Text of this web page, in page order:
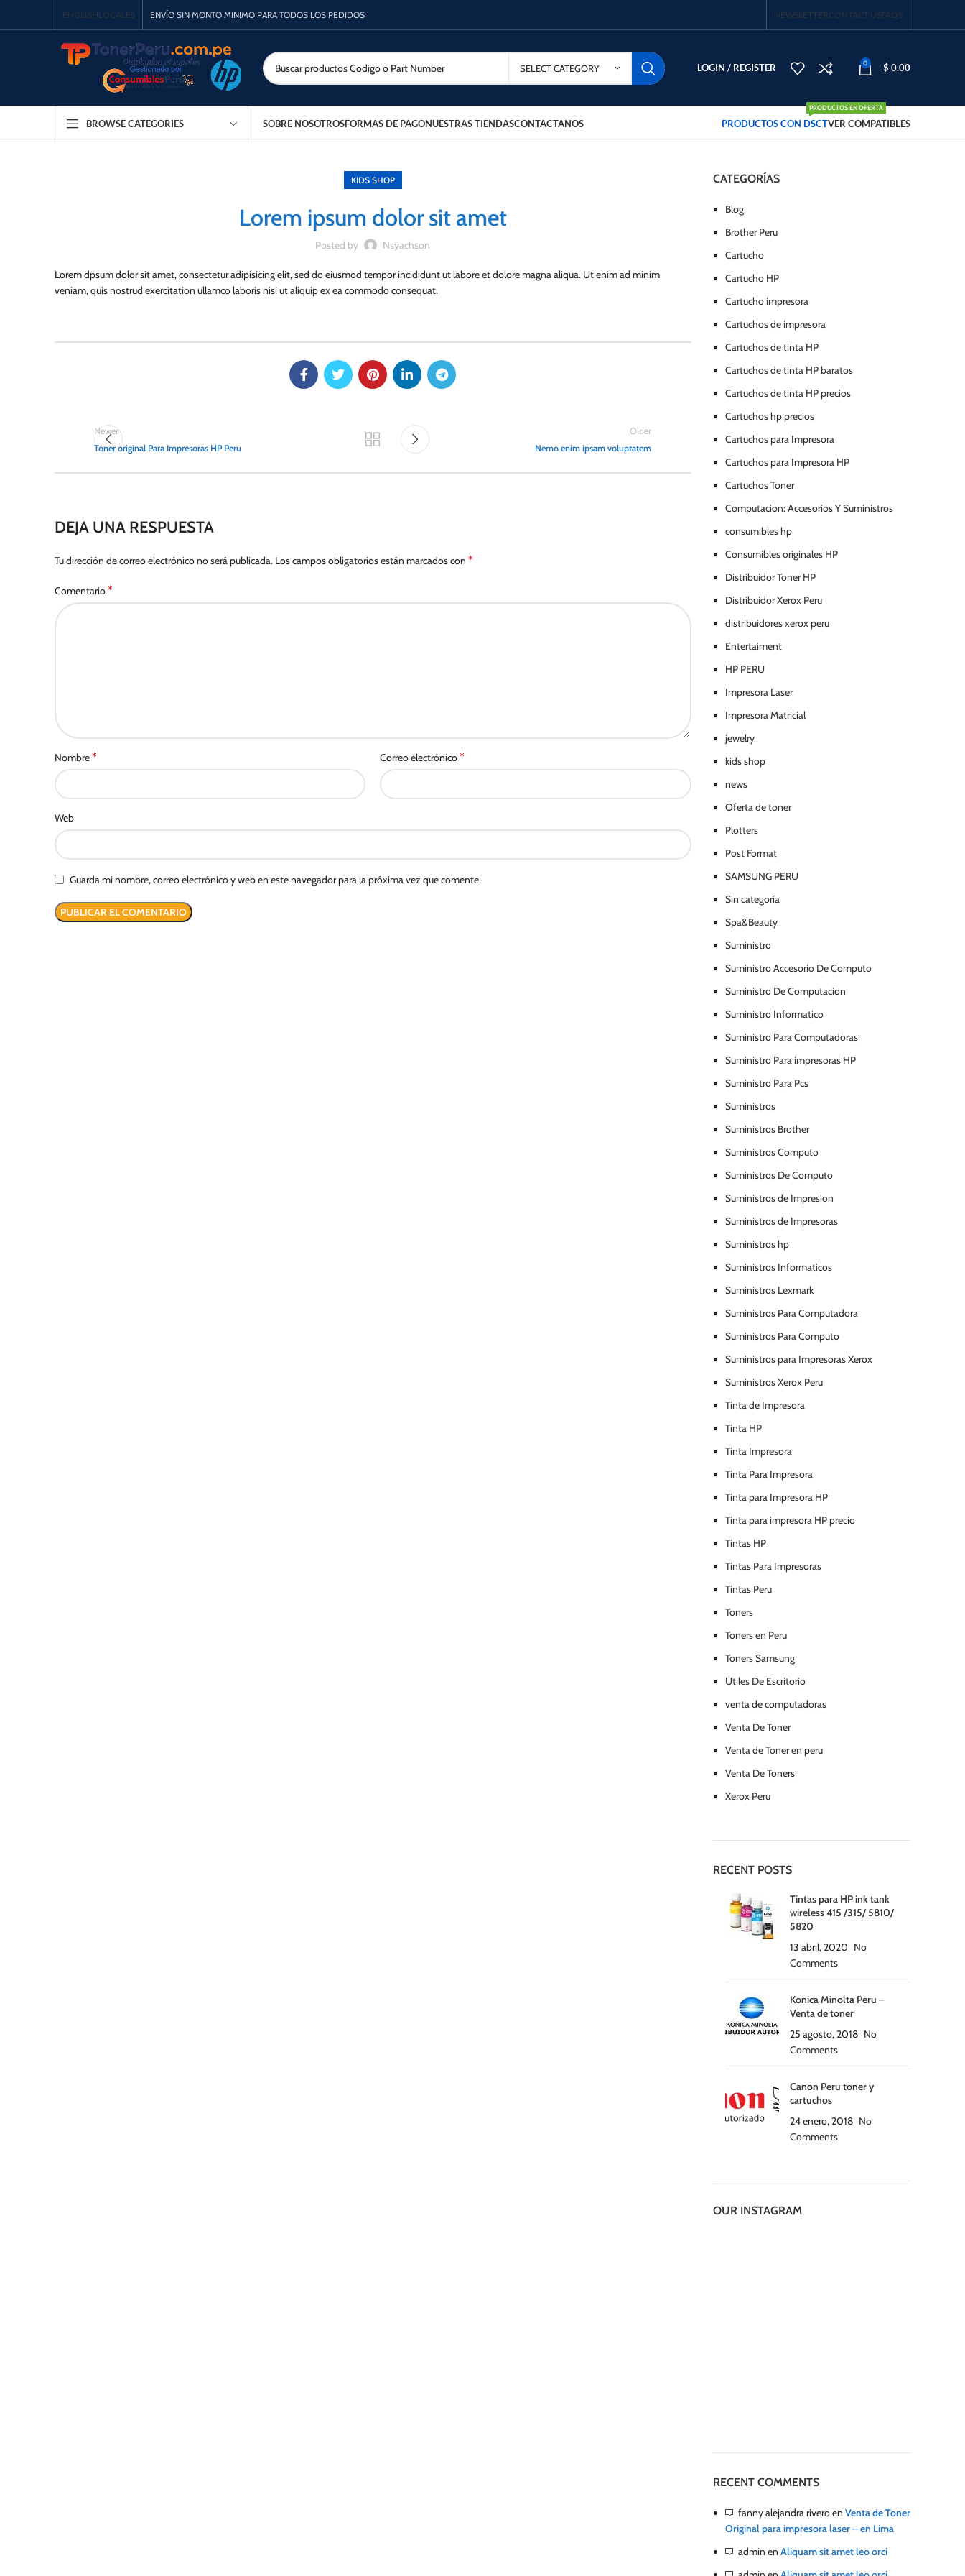
ENGLISHLOCALES ENVÍO SIN MONTO MINIMO PARA TODOS LOS PEDIDOS NEWSLETTERCONTACT USFAQS
SELECT CATEGORY LOGIN / REGISTER 0 $ 0.00
BROWSE CATEGORIES SOBRE NOSOTROSFORMAS DE PAGONUESTRAS TIENDASCONTACTANOS PRODUCTOS CON DSCT
PRODUCTOS EN OFERTA
VER COMPATIBLES
KIDS SHOP
Lorem ipsum dolor sit amet
Posted by Nsyachson
Lorem dpsum dolor sit amet, consectetur adipisicing elit, sed do eiusmod tempor incididunt ut labore et dolore magna aliqua. Ut enim ad minim
veniam, quis nostrud exercitation ullamco laboris nisi ut aliquip ex ea commodo consequat.
Newer
Toner original Para Impresoras HP Peru
Older
Nemo enim ipsam voluptatem
DEJA UNA RESPUESTA
Tu dirección de correo electrónico no será publicada. Los campos obligatorios están marcados con *
Comentario*
Nombre* Correo electrónico*
Web
Guarda mi nombre, correo electrónico y web en este navegador para la próxima vez que comente.
CATEGORÍAS
Blog
Brother Peru
Cartucho
Cartucho HP
Cartucho impresora
Cartuchos de impresora
Cartuchos de tinta HP
Cartuchos de tinta HP baratos
Cartuchos de tinta HP precios
Cartuchos hp precios
Cartuchos para Impresora
Cartuchos para Impresora HP
Cartuchos Toner
Computacion: Accesorios Y Suministros
consumibles hp
Consumibles originales HP
Distribuidor Toner HP
Distribuidor Xerox Peru
distribuidores xerox peru
Entertaiment
HP PERU
Impresora Laser
Impresora Matricial
jewelry
kids shop
news
Oferta de toner
Plotters
Post Format
SAMSUNG PERU
Sin categoría
Spa&Beauty
Suministro
Suministro Accesorio De Computo
Suministro De Computacion
Suministro Informatico
Suministro Para Computadoras
Suministro Para impresoras HP
Suministro Para Pcs
Suministros
Suministros Brother
Suministros Computo
Suministros De Computo
Suministros de Impresion
Suministros de Impresoras
Suministros hp
Suministros Informaticos
Suministros Lexmark
Suministros Para Computadora
Suministros Para Computo
Suministros para Impresoras Xerox
Suministros Xerox Peru
Tinta de Impresora
Tinta HP
Tinta Impresora
Tinta Para Impresora
Tinta para Impresora HP
Tinta para impresora HP precio
Tintas HP
Tintas Para Impresoras
Tintas Peru
Toners
Toners en Peru
Toners Samsung
Utiles De Escritorio
venta de computadoras
Venta De Toner
Venta de Toner en peru
Venta De Toners
Xerox Peru
RECENT POSTS
Tintas para HP ink tank
wireless 415 /315/ 5810/
5820
13 abril, 2020 No
Comments
Konica Minolta Peru –
Venta de toner
25 agosto, 2018 No
Comments
Canon Peru toner y
cartuchos
24 enero, 2018 No
Comments
OUR INSTAGRAM
RECENT COMMENTS
fanny alejandra riveroen Venta de Toner
Original para impresora laser – en Lima
admin en Aliquam sit amet leo orci